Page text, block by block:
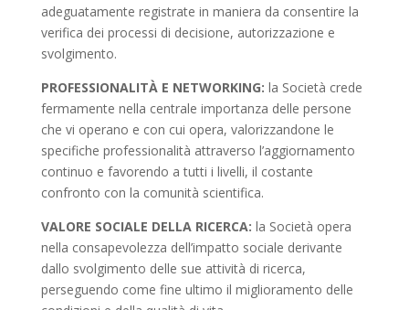
adeguatamente registrate in maniera da consentire la
verifica dei processi di decisione, autorizzazione e
svolgimento.
PROFESSIONALITÀ E NETWORKING: la Società crede
fermamente nella centrale importanza delle persone
che vi operano e con cui opera, valorizzandone le
specifiche professionalità attraverso l’aggiornamento
continuo e favorendo a tutti i livelli, il costante
confronto con la comunità scientifica.
VALORE SOCIALE DELLA RICERCA: la Società opera
nella consapevolezza dell’impatto sociale derivante
dallo svolgimento delle sue attività di ricerca,
perseguendo come fine ultimo il miglioramento delle